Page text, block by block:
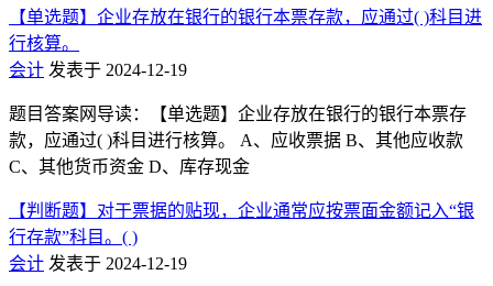
【单选题】企业存放在银行的银行本票存款，应通过( )科目进
行核算。
会计 发表于 2024-12-19
题目答案网导读：【单选题】企业存放在银行的银行本票存
款，应通过( )科目进行核算。 A、应收票据 B、其他应收款
C、其他货币资金 D、库存现金
【判断题】对于票据的贴现，企业通常应按票面金额记入“银
行存款”科目。( )
会计 发表于 2024-12-19